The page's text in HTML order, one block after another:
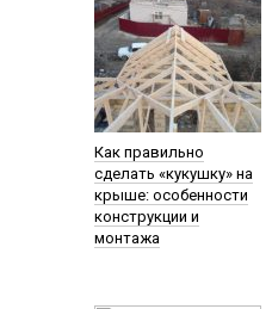
Как правильно
сделать «кукушку» на
крыше: особенности
конструкции и
монтажа